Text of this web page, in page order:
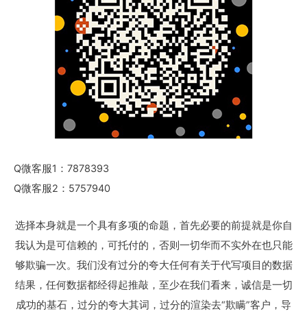
Q微客服1：7878393
Q微客服2：5757940
选择本身就是一个具有多项的命题，首先必要的前提就是你自
我认为是可信赖的，可托付的，否则一切华而不实外在也只能
够欺骗一次。我们没有过分的夸大任何有关于代写项目的数据
结果，任何数据都经得起推敲，至少在我们看来，诚信是一切
成功的基石，过分的夸大其词，过分的渲染去“欺瞒”客户，导